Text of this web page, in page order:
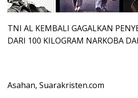
TNI AL KEMBALI GAGALKAN
DARI 100 KILOGRAM NARKOBA
Asahan, Suarakristen.com